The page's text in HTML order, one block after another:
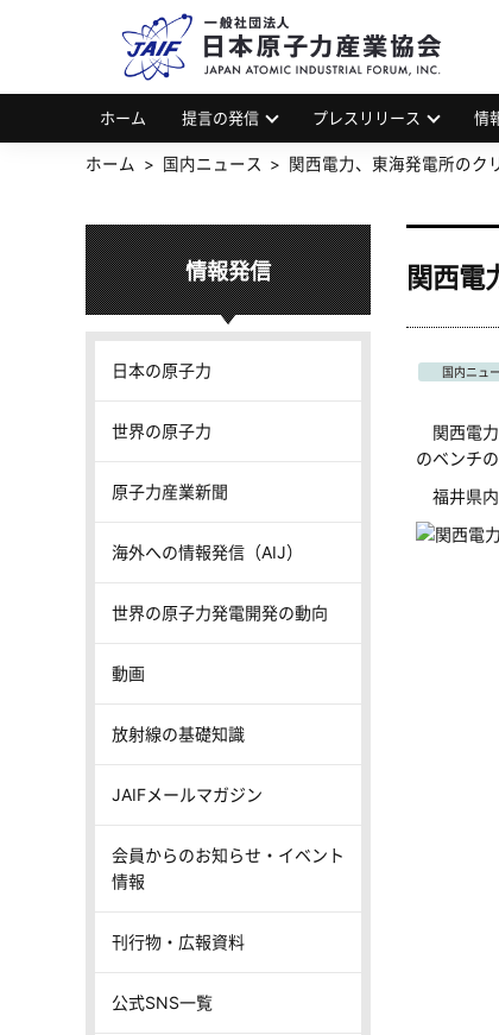
ホーム 提言の発信 プレスリリース 情
ホーム 国内ニュース 関西電力、東海発電所のク
関西電
国内ニュ
関西電力
のベンチ
福井県内
情報発信
日本の原子力
世界の原子力
原子力産業新聞
海外への情報発信（AIJ）
世界の原子力発電開発の動向
動画
放射線の基礎知識
JAIFメールマガジン
会員からのお知らせ・イベント
情報
刊行物・広報資料
公式SNS一覧